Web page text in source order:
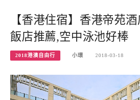
【香港住宿】香港帝苑
飯店推薦,空中泳池好棒
2018港澳自由行 小環 2018-03-18